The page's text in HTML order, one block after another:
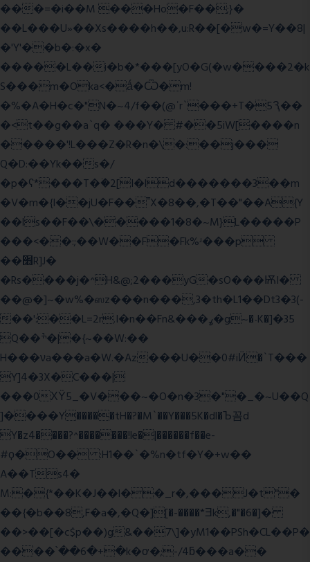
���=�i��M ���Ho�F��;}�
��L���U»��Xs����h��,u:R��[�w�=Y��8|
�'Y'��b�:�x�
�����L��i�b�*���[yO�G(�w����2�k
S���m�Oka<�ǻ�Ѿ�m!
�%�A�H�c�"N�~4/f��(@ʿr`���+T�5Ԇ��
�<t��g��a`q� ���Y� #��5iW[����n
�����'!L���Z�R�n�\�:��j���
Q�D:��Yk��s�/
�p�ʕ*���T�ؘ�2[I�ld�������3��m
�V�m�{I��jU�F��˭X�8��,�T��"��A{Y
��ls��F��\�����1�8�~M}L�����P
���<��:;��W��F�Fk%ʴ���p
��׫R]J�
�Rs����j�^H&@;2���yG�sO���ѬI�
��@�]~�w%�ஸz���n���,3�th�L1��Dt3�3(-
��':��L=2r.I�n��Fn&���ߩ�g~�˴K�]�35
Q��ׯ�|�{~��W:��
H���νa���a�W.�Az���U��0#iӤ�`T���
Y]4�3X�C���|
���0ХΫ5_�V���~�O�n�3�"�_�~U��Q
]����Y�����tH�?�M`��Y���5K�dl�Ъ꼼d
Y�z4����?^�������!le�|������f��e-
#ϙ�O�� :H1��`�%n�tf�Y�+w��
A��Ts4�
M:�{*��K�J��l��_r�,���J�t"�
��{�b��8,F�a�,�Q�][�-����*Ǝk,�"�6�]�
��>��[�c$p��)g&��7\]�yM1��PSh�CL��P�
����՝��6�+�k�ơ�;-/4ƃ���a��